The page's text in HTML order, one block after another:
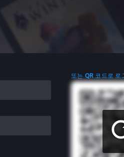
또는 QR 코드로 로